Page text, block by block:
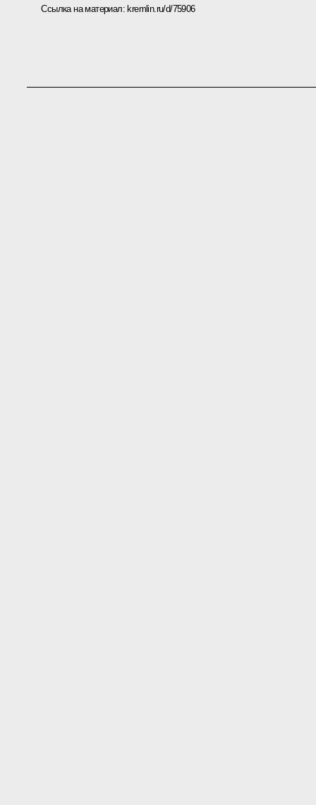
Ссылка на материал: kremlin.ru/d/75906